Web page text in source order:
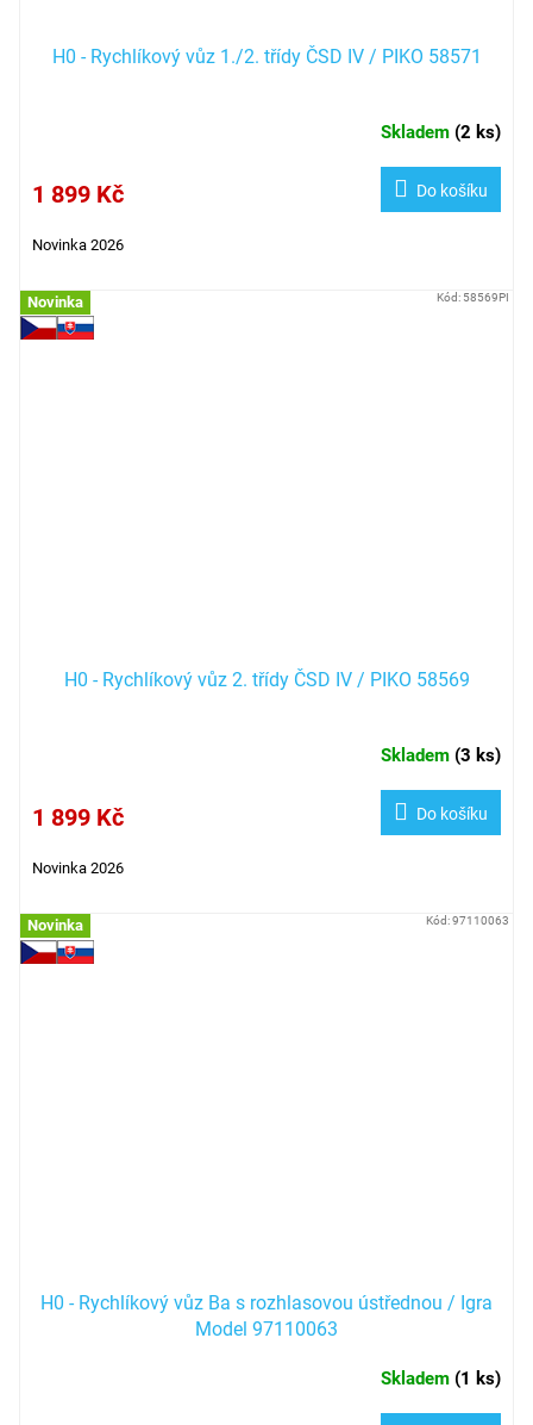
H0 - Rychlíkový vůz 1./2. třídy ČSD IV / PIKO 58571
Skladem (2 ks)
1 899 Kč Do košíku
Novinka 2026
Novinka
H0 - Rychlíkový vůz 2. třídy ČSD IV / PIKO 58569
Skladem (3 ks)
1 899 Kč Do košíku
Novinka 2026
Kód: 58569PI
Novinka
H0 - Rychlíkový vůz Ba s rozhlasovou ústřednou / Igra
Model 97110063
Skladem (1 ks)
Kód:97110063